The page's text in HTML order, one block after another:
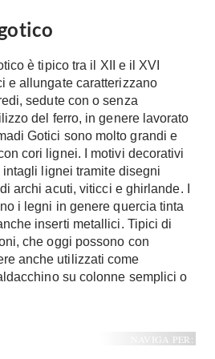
Ringhiere
Rivestimenti
Ceramica
Cotto
Resina
Parquet
Gres
Laminato
Moquette
Carta da parati
è tipico tra il XII e il XVI
e allungate caratterizzano
sedute con o senza
del ferro, in genere lavorato
Gotici sono molto grandi e
cori lignei. I motivi decorativi
lignei tramite disegni
archi acuti, viticci e ghirlande. I
i legni in genere quercia tinta
inserti metallici. Tipici di
che oggi possono con
anche utilizzati come
su colonne semplici o
NAVIGA PER: